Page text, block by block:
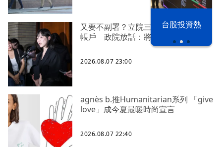
漢光42演習 台股投資熱
又要不副署？立院三讀藍白兒少未來
帳戶 政院放話：將採必要憲政作為
2026.08.07 23:00
agnès b.推Humanitarian系列 「give
love」成今夏最暖時尚宣言
2026.08.07 22:40